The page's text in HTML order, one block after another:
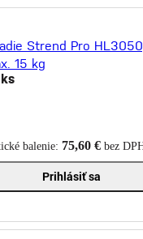
Strend Pro
15 kg
balenie: 75,60 € bez
Prihlásiť sa